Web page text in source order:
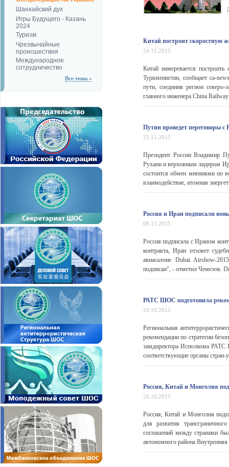
Шанхайский дух
Игры Будущего - Казань
2024
Туризм
Чрезвычайные
происшествия
Международное
сотрудничество
Все темы »
Китай построит скоростную
24.11.2015
Китай намеревается
Туркменистан, сообщает ca-
пути, соединив регион
главного инженера China
Путин проведет переговоры с
23.11.2015
Президент России Владимир
Рухани и верховным лидером
состоится обмен мнениями по
взаимодействие, атомная
Россия и Иран подписали
09.11.2015
Россия подписала с Ираном
контракта, Иран отзовет
авиасалоне Dubai Airshow-
подписан", - отметил Чемезов.
РАТС ШОС подготовила
29.10.2015
Региональная
рекомендации по стратегии
замдиректора Исполкома
соответствующие органы
Россия, Китай и Монголия
26.10.2015
Россия, Китай и Монголия
для развития
соглашений между странами
автономного района